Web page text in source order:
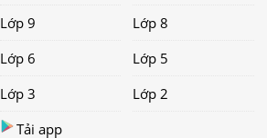
Lớp 9
Lớp 8
Lớp 6
Lớp 5
Lớp 3
Lớp 2
Tải app